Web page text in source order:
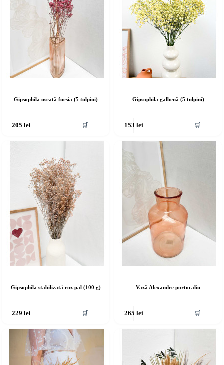
Gipsophila uscată fucsia (5 tulpini)
205 lei 🛒
Gipsophila galbenă (5 tulpini)
153 lei 🛒
Gipsophila stabilizată roz pal (100 g)
229 lei 🛒
Vază Alexandre portocaliu
265 lei 🛒